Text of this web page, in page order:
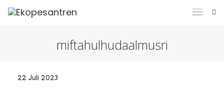
miftahulhudaalmusri
22 Juli 2023